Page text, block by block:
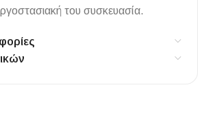
του συσκευασία.